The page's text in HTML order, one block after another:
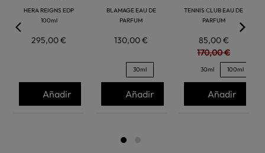
HERA REIGNS EDP
100ml
295,00 €
Añadir
BLAMAGE EAU DE
PARFUM
130,00 €
30ml
Añadir
TENNIS CLUB EAU DE
PARFUM
85,00 €
170,00 €
30ml 100ml
Añadir